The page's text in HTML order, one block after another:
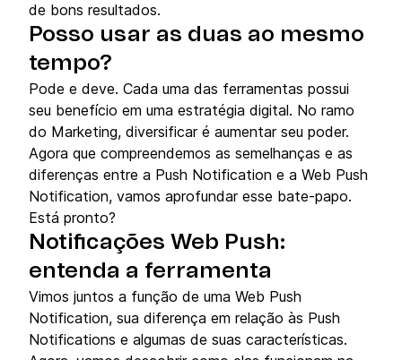
de bons resultados.
Posso usar as duas ao mesmo
tempo?
Pode e deve. Cada uma das ferramentas possui
seu benefício em uma estratégia digital. No ramo
do Marketing, diversificar é aumentar seu poder.
Agora que compreendemos as semelhanças e as
diferenças entre a Push Notification e a Web Push
Notification, vamos aprofundar esse bate-papo.
Está pronto?
Notificações Web Push:
entenda a ferramenta
Vimos juntos a função de uma Web Push
Notification, sua diferença em relação às Push
Notifications e algumas de suas características.